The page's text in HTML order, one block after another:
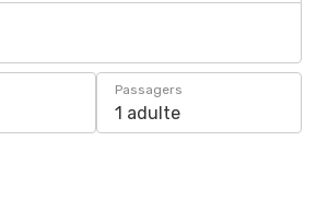
Passagers
1 adulte